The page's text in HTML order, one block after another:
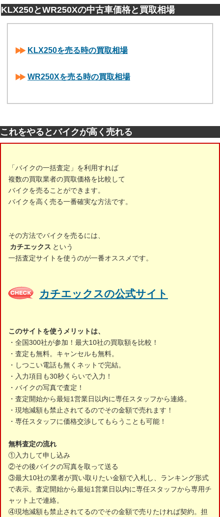
KLX250とWR250Xの中古車価格と買取相場
KLX250を売る時の買取相場
WR250Xを売る時の買取相場
これをやるとバイクが高く売れる
「バイクの一括査定」を利用すれば
複数の買取業者の買取価格を比較して
バイクを売ることができます。
バイクを高く売る一番確実な方法です。
その方法でバイクを売るには、
カチエックス という
一括査定サイトを使うのが一番オススメです。
カチエックスの公式サイト
このサイトを使うメリットは、
・全国300社が参加！最大10社の買取額を比較！
・査定も無料。キャンセルも無料。
・しつこい電話も無くネットで完結。
・入力項目も30秒くらいで入力！
・バイクの写真で査定！
・査定開始から最短1営業日以内に専任スタッフから連絡。
・現地減額も禁止されてるのでその金額で売れます！
・専任スタッフに価格交渉してもらうことも可能！
無料査定の流れ
①入力して申し込み
②その後バイクの写真を取って送る
③最大10社の業者が買い取りたい金額で入札し、ランキング形式
で表示。査定開始から最短1営業日以内に専任スタッフから専用チ
ャット上で連絡。
④現地減額も禁止されてるのでその金額で売りたければ契約。担